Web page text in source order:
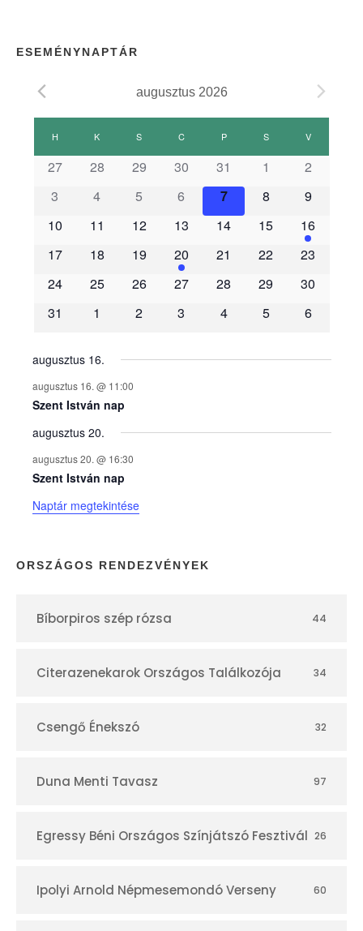
ESEMÉNYNAPTÁR
augusztus 2026
E
m
é
n
y
e
k
n
a
p
r
H K S CCSÜTÖRTÖK
PPÉNTEK SSZOMBAT
VVASÁRNAP
27 28 29 30 31 1
2
3
4 5 6 7 8
9
10
11 12 13 14 15
16
17
18 19 20 21 22
23
24
25 26 27 28 29
30
31
1 2 3 4 5 6
augusztus 16.
augusztus 16. @ 11:00
Szent István nap
augusztus 20.
augusztus 20. @ 16:30
Szent István nap
Naptár megtekintése
ORSZÁGOS RENDEZVÉNYEK
Bíborpiros szép rózsa 44
Citerazenekarok Országos Találkozója 34
Csengő Énekszó 32
Duna Menti Tavasz 97
Egressy Béni Országos Színjátszó Fesztivál 26
Ipolyi Arnold Népmesemondó Verseny 60